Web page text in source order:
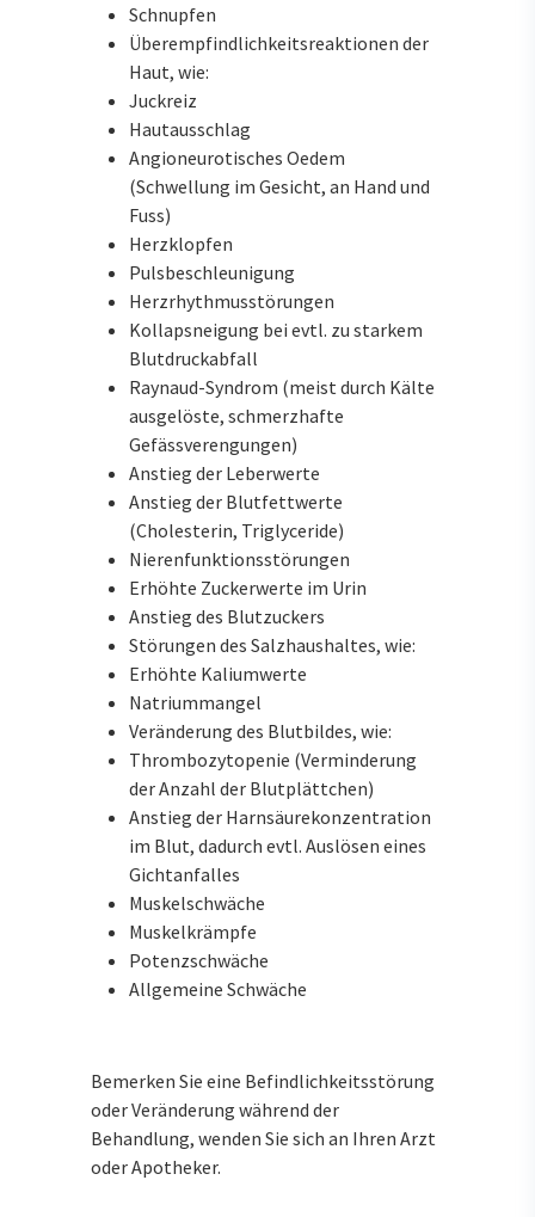
Schnupfen
Überempfindlichkeitsreaktionen der
Haut, wie:
Juckreiz
Hautausschlag
Angioneurotisches Oedem
(Schwellung im Gesicht, an Hand und
Fuss)
Herzklopfen
Pulsbeschleunigung
Herzrhythmusstörungen
Kollapsneigung bei evtl. zu starkem
Blutdruckabfall
Raynaud-Syndrom (meist durch Kälte
ausgelöste, schmerzhafte
Gefässverengungen)
Anstieg der Leberwerte
Anstieg der Blutfettwerte
(Cholesterin, Triglyceride)
Nierenfunktionsstörungen
Erhöhte Zuckerwerte im Urin
Anstieg des Blutzuckers
Störungen des Salzhaushaltes, wie:
Erhöhte Kaliumwerte
Natriummangel
Veränderung des Blutbildes, wie:
Thrombozytopenie (Verminderung
der Anzahl der Blutplättchen)
Anstieg der Harnsäurekonzentration
im Blut, dadurch evtl. Auslösen eines
Gichtanfalles
Muskelschwäche
Muskelkrämpfe
Potenzschwäche
Allgemeine Schwäche
Bemerken Sie eine Befindlichkeitsstörung
oder Veränderung während der
Behandlung, wenden Sie sich an Ihren Arzt
oder Apotheker.